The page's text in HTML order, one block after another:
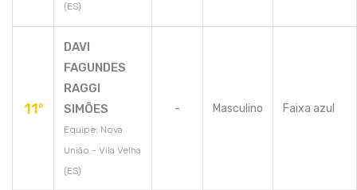
(ES)
11º
DAVI
FAGUNDES
RAGGI
SIMÕES
Equipe: Nova
União - Vila Velha
(ES)
- Masculino Faixa azul